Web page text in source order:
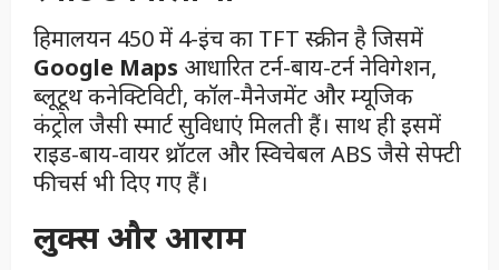
हिमालयन 450 में 4-इंच का TFT स्क्रीन है जिसमें
Google Maps आधारित टर्न-बाय-टर्न नेविगेशन,
ब्लूटूथ कनेक्टिविटी, कॉल-मैनेजमेंट और म्यूजिक
कंट्रोल जैसी स्मार्ट सुविधाएं मिलती हैं। साथ ही इसमें
राइड-बाय-वायर थ्रॉटल और स्विचेबल ABS जैसे सेफ्टी
फीचर्स भी दिए गए हैं।
लुक्स और आराम